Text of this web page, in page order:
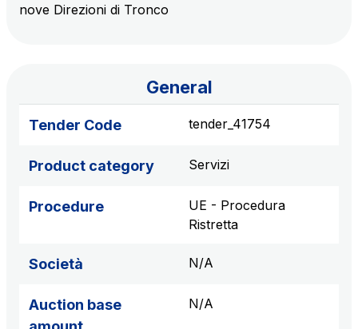
Elgea
Production and sale of energy from renewable
in service areas
YouVerse
Administrative, general and property management
nove Direzioni di Tronco
General
Tender Code tender_41754
Product category Servizi
Procedure
UE - Procedura
Ristretta
Società N/A
Auction base
N/A